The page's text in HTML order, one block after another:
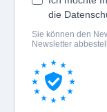
die
Sie können den
Newsletter